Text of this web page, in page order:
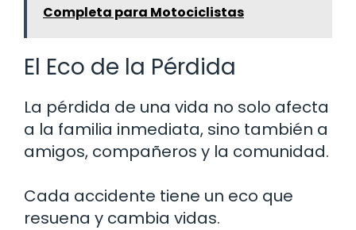
Completa para Motociclistas
El Eco de la Pérdida
La pérdida de una vida no solo afecta
a la familia inmediata, sino también a
amigos, compañeros y la comunidad.
Cada accidente tiene un eco que
resuena y cambia vidas.